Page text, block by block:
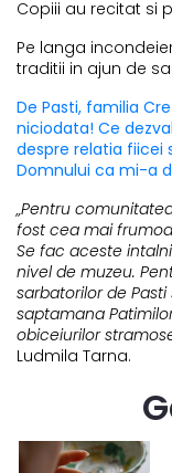
Copiii au recitat si
Pe langa
traditii in ajun de
De Pasti, familia
niciodata! Ce
despre relatia fiicei
Domnului ca mi-a
„Pentru
fost cea mai
Se fac aceste
nivel de muzeu.
sarbatorilor de
saptamana
obiceiurilor
Ludmila Tarna.